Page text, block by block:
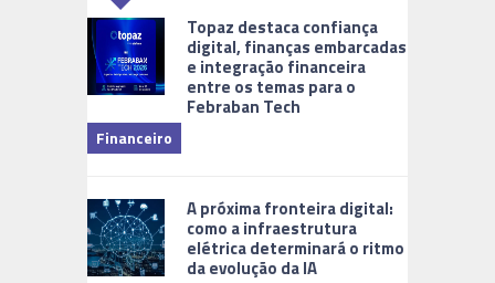
Topaz destaca confiança
digital, finanças embarcadas
e integração financeira
entre os temas para o
Febraban Tech
Financeiro
A próxima fronteira digital:
como a infraestrutura
elétrica determinará o ritmo
da evolução da IA